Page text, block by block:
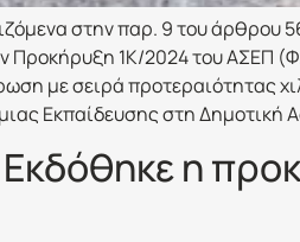
στην παρ. 9 του άρθρου
Προκήρυξη 1Κ/2024 του ΑΣΕΠ
με σειρά προτεραιότητας
Εκπαίδευσης στη Δημοτική
η